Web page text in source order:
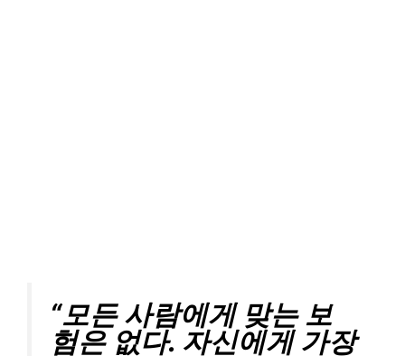
“모든 사람에게 맞는 보
험은 없다. 자신에게 가장